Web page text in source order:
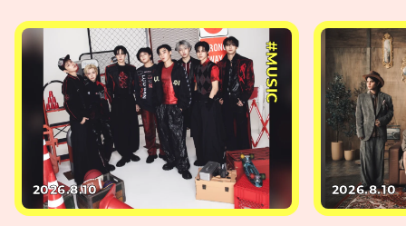
#MUSIC
2026.8.10 2026.8.10